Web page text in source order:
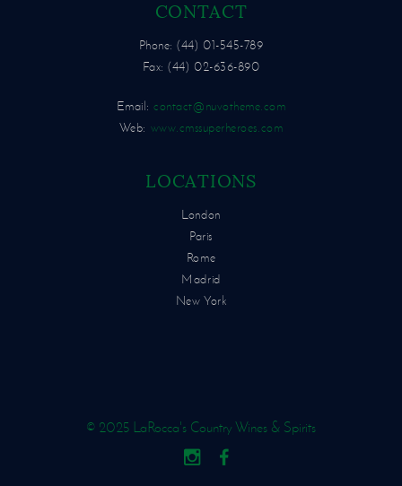
CONTACT
Phone: (44) 01-545-789
Fax: (44) 02-636-890
Email:contact@nuvotheme.com
Web: www.cmssuperheroes.com
LOCATIONS
London
Paris
Rome
Madrid
New York
© 2025 LaRocca's Country Wines & Spirits